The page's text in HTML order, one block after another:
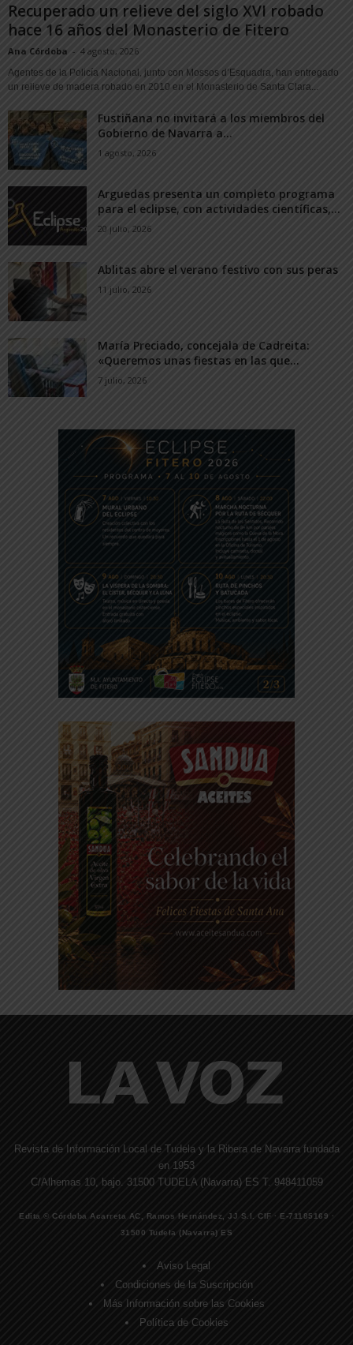
Recuperado un relieve del siglo XVI robado
hace 16 años del Monasterio de Fitero
Ana Córdoba - 4 agosto, 2026
Agentes de la Policía Nacional, junto con Mossos d’Esquadra, han entregado
un relieve de madera robado en 2010 en el Monasterio de Santa Clara...
Fustiñana no invitará a los miembros del
Gobierno de Navarra a...
1 agosto, 2026
Arguedas presenta un completo programa
para el eclipse, con actividades científicas,...
20 julio, 2026
Ablitas abre el verano festivo con sus peras
11 julio, 2026
María Preciado, concejala de Cadreita:
«Queremos unas fiestas en las que...
7 julio, 2026
Revista de Información Local de Tudela y la Ribera de Navarra fundada
en 1953
C/Alhemas 10, bajo. 31500 TUDELA (Navarra) ES T. 948411059
Edita © Córdoba Acarreta AC, Ramos Hernández, JJ S.I. CIF · E-71185169 ·
31500 Tudela (Navarra) ES
Aviso Legal
Condiciones de la Suscripción
Más Información sobre las Cookies
Política de Cookies